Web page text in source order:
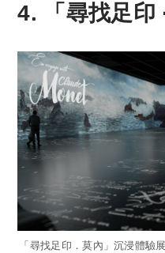
4. 「尋找足印
「尋找足印．莫內」沉浸體驗